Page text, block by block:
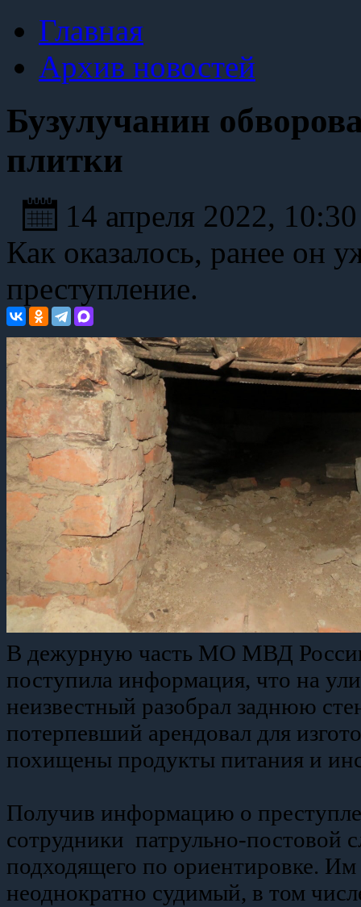
Главная
Архив новостей
Бузулучанин
плитки
14 апреля 2022,
Как оказалось, ранее он
преступление.
В дежурную часть МО МВД России
поступила информация, что на
неизвестный разобрал заднюю
потерпевший арендовал для
похищены продукты питания и
Получив информацию о
сотрудники патрульно-постовой
подходящего по ориентировке. Им
неоднократно судимый, в том